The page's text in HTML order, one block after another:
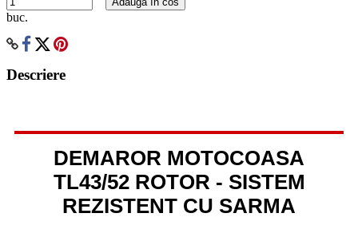
buc.
Descriere
DEMAROR MOTOCOASA
TL43/52 ROTOR - SISTEM
REZISTENT CU SARMA